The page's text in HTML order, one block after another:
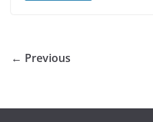
← Previous